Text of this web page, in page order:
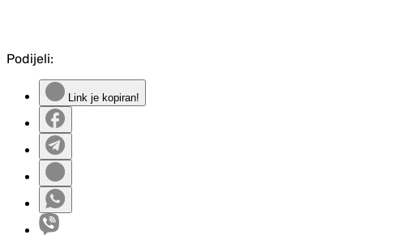
Podijeli:
Link je kopiran!